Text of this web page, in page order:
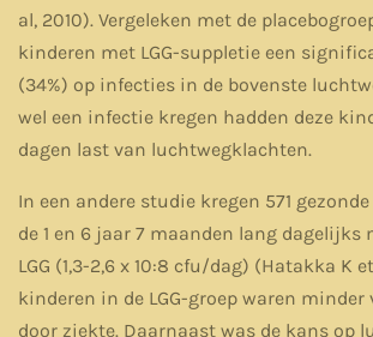
al, 2010). Vergeleken met de
kinderen met LGG-suppletie een
(34%) op infecties in de bovenste
wel een infectie kregen hadden deze
dagen last van luchtwegklachten.
In een andere studie kregen 571
de 1 en 6 jaar 7 maanden lang
LGG (1,3-2,6 x 10:8 cfu/dag) (Hatakka K
kinderen in de LGG-groep waren minder
door ziekte. Daarnaast was de kans op